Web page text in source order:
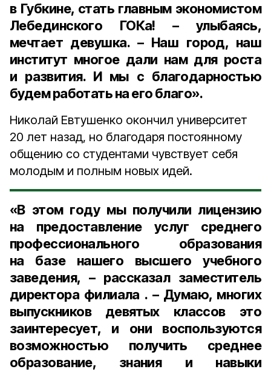
в Губкине, стать главным экономистом
Лебединского ГОКа! – улыбаясь,
мечтает девушка. – Наш город, наш
институт многое дали нам для роста
и развития. И мы с благодарностью
будем работать на его благо».
Николай Евтушенко окончил университет
20 лет назад, но благодаря постоянному
общению со студентами чувствует себя
молодым и полным новых идей.
«В этом году мы получили лицензию
на предоставление услуг среднего
профессионального образования
на базе нашего высшего учебного
заведения, – рассказал заместитель
директора филиала . – Думаю, многих
выпускников девятых классов это
заинтересует, и они воспользуются
возможностью получить среднее
образование, знания и навыки